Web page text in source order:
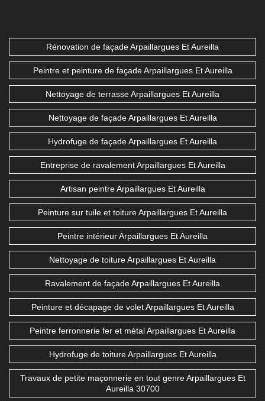
Rénovation de façade Arpaillargues Et Aureilla
Peintre et peinture de façade Arpaillargues Et Aureilla
Nettoyage de terrasse Arpaillargues Et Aureilla
Nettoyage de façade Arpaillargues Et Aureilla
Hydrofuge de façade Arpaillargues Et Aureilla
Entreprise de ravalement Arpaillargues Et Aureilla
Artisan peintre Arpaillargues Et Aureilla
Peinture sur tuile et toiture Arpaillargues Et Aureilla
Peintre intérieur Arpaillargues Et Aureilla
Nettoyage de toiture Arpaillargues Et Aureilla
Ravalement de façade Arpaillargues Et Aureilla
Peinture et décapage de volet Arpaillargues Et Aureilla
Peintre ferronnerie fer et métal Arpaillargues Et Aureilla
Hydrofuge de toiture Arpaillargues Et Aureilla
Travaux de petite maçonnerie en tout genre Arpaillargues Et
Aureilla 30700